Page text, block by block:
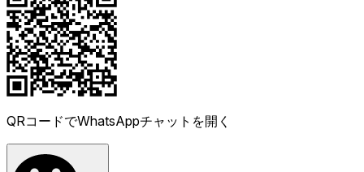
QRコードでWhatsAppチャットを開く